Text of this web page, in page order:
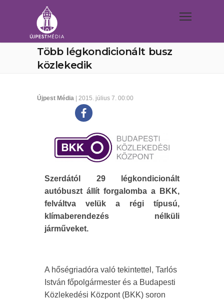
Több légkondicionált busz
közlekedik
Újpest Média | 2015. július 7. 00:00
Szerdától 29 légkondicionált
autóbuszt állít forgalomba a BKK,
felváltva velük a régi típusú,
klímaberendezés nélküli
járműveket.
A hőségriadóra való tekintettel, Tarlós
István főpolgármester és a Budapesti
Közlekedési Központ (BKK) soron